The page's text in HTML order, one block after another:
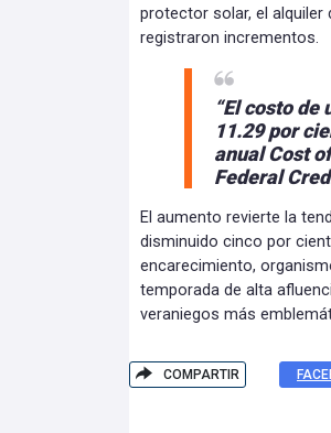
protector solar, el alquiler
registraron incrementos.
“El costo de
11.29 por
anual Cost
Federal
El aumento revierte la
disminuido cinco por
encarecimiento,
temporada de alta
veraniegos más
COMPARTIR